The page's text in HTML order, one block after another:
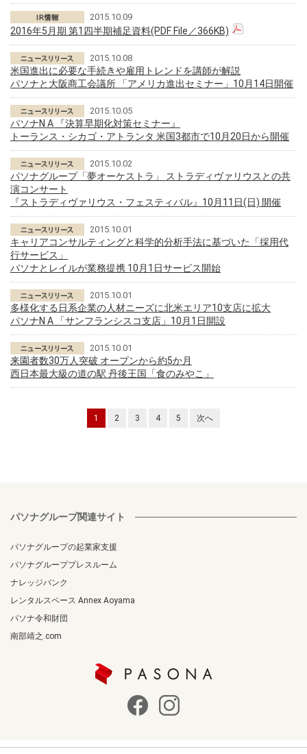
2015.10.09
2016年5月期 第1四半期補足資料(PDF File／366KB)
2015.10.08
米国進出に必要な手続きや雇用トレンドを講師が解説
パソナと大阪商工会議所 「アメリカ進出セミナー」10月14日開催
2015.10.05
パソナN A 『決算早期化対策セミナー』
トーランス・シカゴ・アトランタ 米国3都市で10月20日から開催
2015.10.02
パソナグループ「夢オーケストラ」 ストラディヴァリウスとの共
演コンサート
『ストラディヴァリウス・フェスティバル』10月11日(日) 開催
2015.10.01
キャリアコンサルティングと科学的分析手法に基づいた「採用代
行サービス」
パソナとレイルが業務提携 10月1日サービス開始
2015.10.01
多様化する日系企業の人材ニーズに北米エリア10支店に拡大
パソナN A 「サンフランシスコ支店」10月1日開設
2015.10.01
来園者数30万人突破 オープンから約5か月
西日本最大級の道の駅 丹後王国「食のみやこ」
1 2 3 4 5 次へ
パソナグループ関連サイト
パソナグループの起業家支援
パソナグループプレスルーム
ナレッジバンク
レンタルスペース Annex Aoyama
パソナ令和財団
南部靖之.com